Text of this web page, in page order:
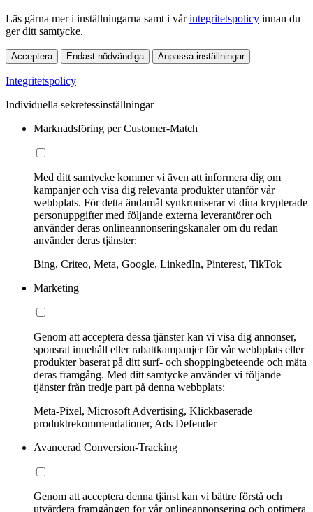
Läs gärna mer i inställningarna samt i vårintegritetspolicy innan du
ger ditt samtycke.
Acceptera Endast nödvändiga Anpassa inställningar
Integritetspolicy
Individuella sekretessinställningar
Marknadsföring per Customer-Match
Med ditt samtycke kommer vi även att informera dig om
kampanjer och visa dig relevanta produkter utanför vår
webbplats. För detta ändamål synkroniserar vi dina krypterade
personuppgifter med följande externa leverantörer och
använder deras onlineannonseringskanaler om du redan
använder deras tjänster:
Bing, Criteo, Meta, Google, LinkedIn, Pinterest, TikTok
Marketing
Genom att acceptera dessa tjänster kan vi visa dig annonser,
sponsrat innehåll eller rabattkampanjer för vår webbplats eller
produkter baserat på ditt surf- och shoppingbeteende och mäta
deras framgång. Med ditt samtycke använder vi följande
tjänster från tredje part på denna webbplats:
Meta-Pixel, Microsoft Advertising, Klickbaserade
produktrekommendationer, Ads Defender
Avancerad Conversion-Tracking
Genom att acceptera denna tjänst kan vi bättre förstå och
utvärdera framgången för vår onlineannonsering och optimera